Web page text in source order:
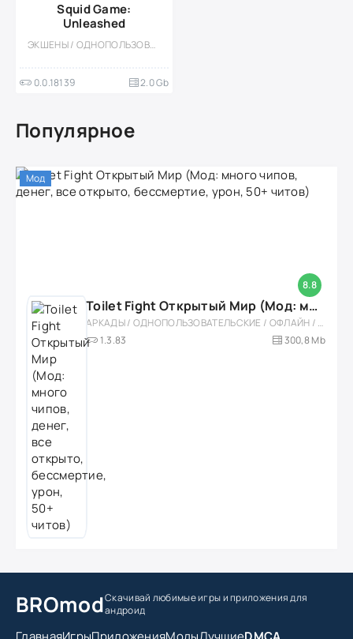
Squid Game:
Unleashed
ЭКШЕНЫ / ОДНОПОЛЬЗОВАТЕЛЬСКИЕ / ВЫЖИВАНИЕ / 3D / БОЛЬШАЯ / МНОГОПОЛЬЗОВАТЕЛЬСКАЯ / КООПЕРАТИВ / МОД / ВСТРОЕННЫЙ КЕШ
0.0.18139 2.0 Gb
Популярное
8.8
Мод
Toilet Fight Открытый Мир (Мод: много чипов, денег, все открыто, бессмертие, урон, 50+ читов)
АРКАДЫ / ОДНОПОЛЬЗОВАТЕЛЬСКИЕ / ОФЛАЙН / МОД / РОЛЕВЫЕ / ШУТЕРЫ / ОТКРЫТЫЙ МИР / ВСТРОЕННЫЙ КЕШ / 3D / ЭКШЕНЫ / ТУАЛЕТНЫЕ ВОЙНЫ / ДЛЯ ДЕТЕЙ
1.3.83
300,8 Mb
BROmodСкачивай любимые игрыи приложения для
андроид